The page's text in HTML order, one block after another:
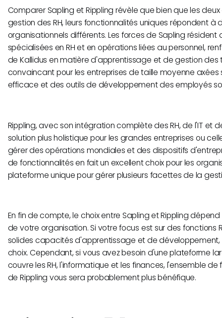
Comparer Sapling et Rippling révèle que bien que les
gestion des RH, leurs fonctionnalités uniques répondent à
organisationnels différents. Les forces de Sapling
spécialisées en RH et en opérations liées au personnel,
de Kallidus en matière d'apprentissage et de gestion des
convaincant pour les entreprises de taille moyenne axées
efficace et des outils de développement des employés
Rippling, avec son intégration complète des RH, de l'IT et
solution plus holistique pour les grandes entreprises ou
gérer des opérations mondiales et des dispositifs
de fonctionnalités en fait un excellent choix pour les
plateforme unique pour gérer plusieurs facettes de la
En fin de compte, le choix entre Sapling et Rippling
de votre organisation. Si votre focus est sur des fonctions
solides capacités d'apprentissage et de développement,
choix. Cependant, si vous avez besoin d'une plateforme
couvre les RH, l'informatique et les finances, l'ensemble
de Rippling vous sera probablement plus bénéfique.